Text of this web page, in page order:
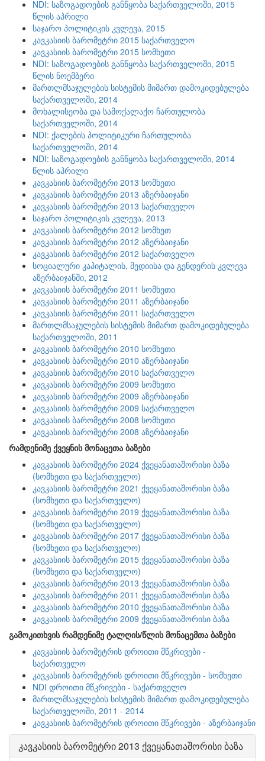
NDI: საზოგადოების განწყობა საქართველოში, 2015
წლის აპრილი
საჯარო პოლიტიკის კვლევა, 2015
კავკასიის ბარომეტრი 2015 საქართველო
კავკასიის ბარომეტრი 2015 სომხეთი
NDI: საზოგადოების განწყობა საქართველოში, 2015
წლის ნოემბერი
მართლმსაჯულების სისტემის მიმართ დამოკიდებულება
საქართველოში, 2014
მოხალისეობა და სამოქალაქო ჩართულობა
საქართველოში, 2014
NDI: ქალების პოლიტიკური ჩართულობა
საქართველოში, 2014
NDI: საზოგადოების განწყობა საქართველოში, 2014
წლის აპრილი
კავკასიის ბარომეტრი 2013 სომხეთი
კავკასიის ბარომეტრი 2013 აზერბაიჯანი
კავკასიის ბარომეტრი 2013 საქართველო
საჯარო პოლიტიკის კვლევა, 2013
კავკასიის ბარომეტრი 2012 სომხეთ
კავკასიის ბარომეტრი 2012 აზერბაიჯანი
კავკასიის ბარომეტრი 2012 საქართველო
სოციალური კაპიტალის, მედიისა და გენდერის კვლევა
აზერბაიჯანში, 2012
კავკასიის ბარომეტრი 2011 სომხეთი
კავკასიის ბარომეტრი 2011 აზერბაიჯანი
კავკასიის ბარომეტრი 2011 საქართველო
მართლმსაჯულების სისტემის მიმართ დამოკიდებულება
საქართველოში, 2011
კავკასიის ბარომეტრი 2010 სომხეთი
კავკასიის ბარომეტრი 2010 აზერბაიჯანი
კავკასიის ბარომეტრი 2010 საქართველო
კავკასიის ბარომეტრი 2009 სომხეთი
კავკასიის ბარომეტრი 2009 აზერბაიჯანი
კავკასიის ბარომეტრი 2009 საქართველო
კავკასიის ბარომეტრი 2008 სომხეთი
კავკასიის ბარომეტრი 2008 აზერბაიჯანი
რამდენიმე ქვეყნის მონაცეთა ბაზები
კავკასიის ბარომეტრი 2024 ქვეყანათაშორისი ბაზა
(სომხეთი და საქართველო)
კავკასიის ბარომეტრი 2021 ქვეყანათაშორისი ბაზა
(სომხეთი და საქართველო)
კავკასიის ბარომეტრი 2019 ქვეყანათაშორისი ბაზა
(სომხეთი და საქართველო)
კავკასიის ბარომეტრი 2017 ქვეყანათაშორისი ბაზა
(სომხეთი და საქართველო)
კავკასიის ბარომეტრი 2015 ქვეყანათაშორისი ბაზა
(სომხეთი და საქართველო)
კავკასიის ბარომეტრი 2013 ქვეყანათაშორისი ბაზა
კავკასიის ბარომეტრი 2011 ქვეყანათაშორისი ბაზა
კავკასიის ბარომეტრი 2010 ქვეყანათაშორისი ბაზა
კავკასიის ბარომეტრი 2009 ქვეყანათაშორისი ბაზა
გამოკითხვის რამდენიმე ტალღის/წლის მონაცემთა ბაზები
კავკასიის ბარომეტრის დროითი მწკრივები -
საქართველო
კავკასიის ბარომეტრის დროითი მწკრივები - სომხეთი
NDI დროითი მწკრივები - საქართველო
მართლმსაჯულების სისტემის მიმართ დამოკიდებულება
საქართველოში, 2011 - 2014
კავკასიის ბარომეტრის დროითი მწკრივები - აზერბაიჯანი
კავკასიის ბარომეტრი 2013 ქვეყანათაშორისი ბაზა